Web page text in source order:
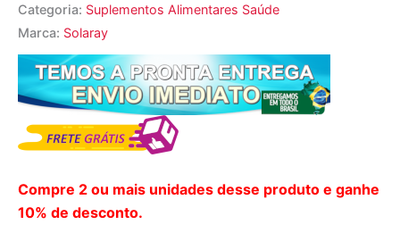
Categoria: Suplementos Alimentares Saúde
Marca: Solaray
Compre 2 ou mais unidades desse produto e ganhe
10% de desconto.